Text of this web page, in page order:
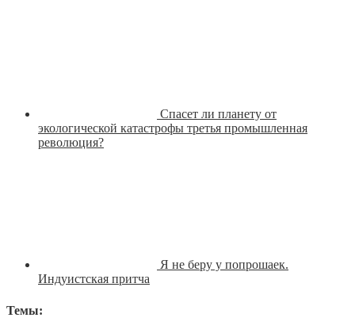
Спасет ли планету от
экологической катастрофы третья промышленная
революция?
Я не беру у попрошаек.
Индуистская притча
Темы: